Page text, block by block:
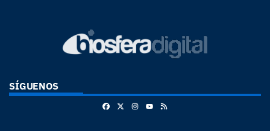
SÍGUENOS
FacebookInstagram